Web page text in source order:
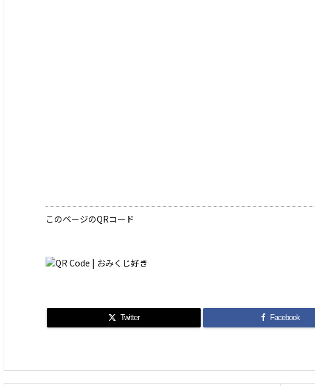
このページのQRコード
Twitter Facebook